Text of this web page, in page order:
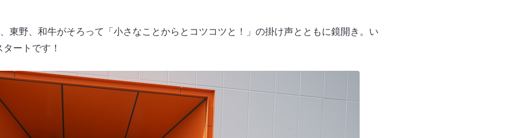
東野、和牛がそろって「小さなことからとコツコツと！」の掛け声とともに鏡開き。い
ートです！